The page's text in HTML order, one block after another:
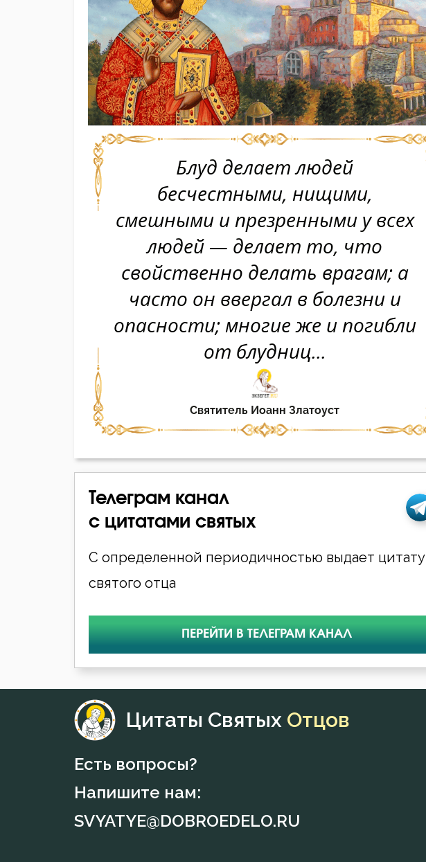
Телеграм канал
с цитатами святых
С определенной периодичностью выдает цитату
святого отца
ПЕРЕЙТИ В ТЕЛЕГРАМ КАНАЛ
Цитаты Святых Отцов
Есть вопросы?
Напишите нам:
SVYATYE@DOBROEDELO.RU